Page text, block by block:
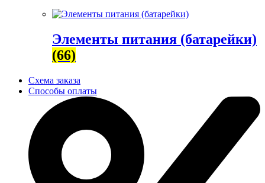
Элементы питания (батарейки)
(66)
Схема заказа
Способы оплаты